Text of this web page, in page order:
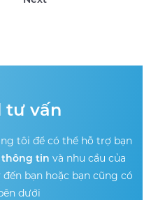
tư vấn
tôi để có thể hỗ trợ bạn
thông tin và nhu cầu của
bạn hoặc bạn cũng có
dưới